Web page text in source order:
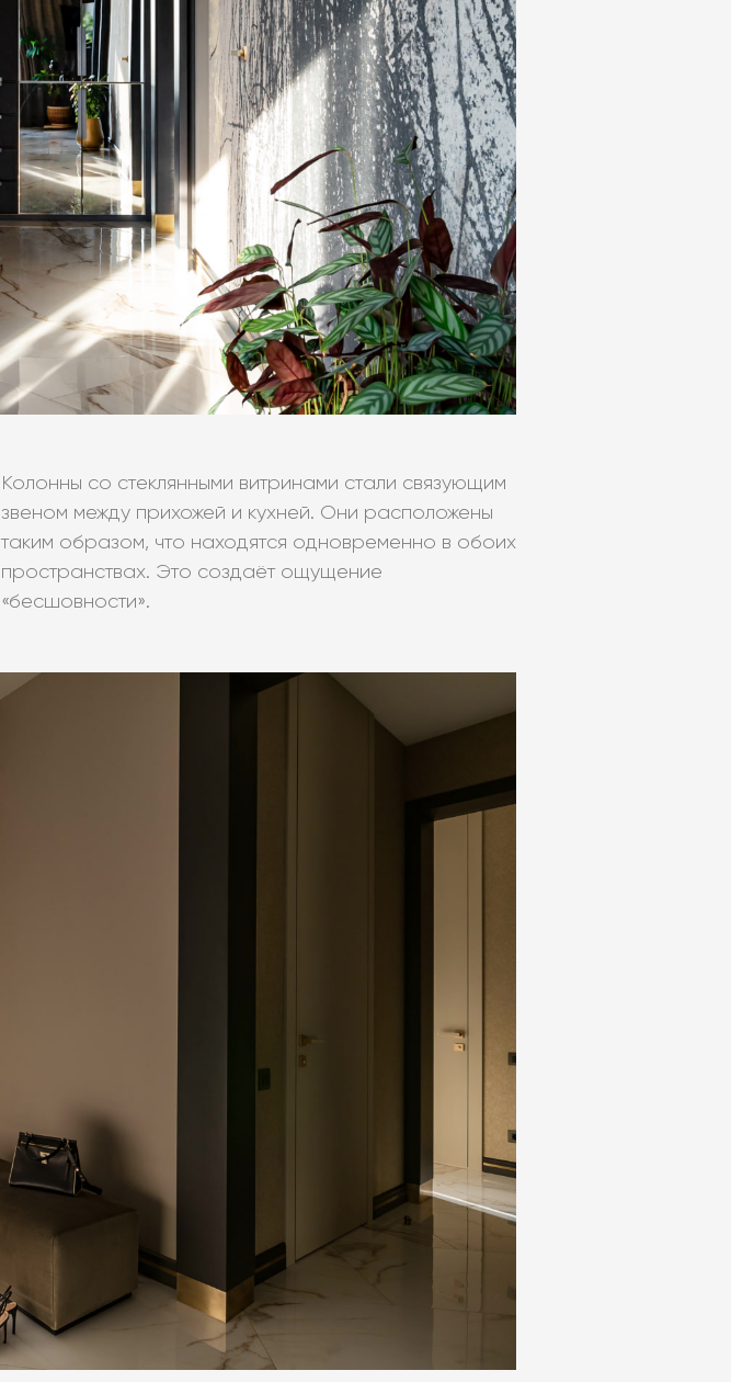
Колонны со стеклянными витринами стали связующим
звеном между прихожей и кухней. Они расположены
таким образом, что находятся одновременно в обоих
пространствах. Это создаёт ощущение
«бесшовности».